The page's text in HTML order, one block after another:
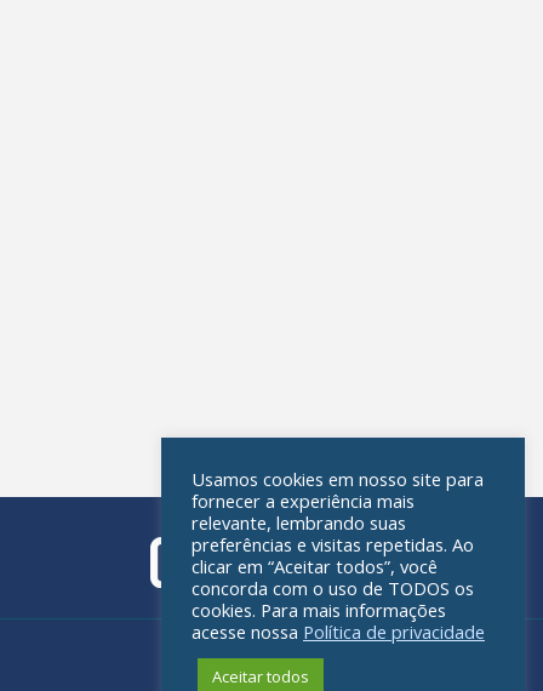
Política de privacidade
Usamos cookies em nosso site para
fornecer a experiência mais
relevante, lembrando suas
preferências e visitas repetidas. Ao
clicar em “Aceitar todos”, você
concorda com o uso de TODOS os
cookies. Para mais informações
acesse nossa Política de privacidade
Aceitar todos